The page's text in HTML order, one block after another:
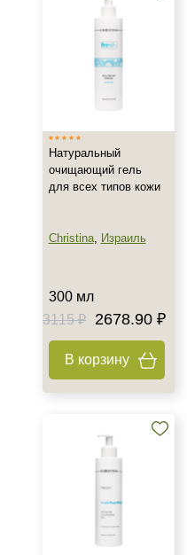
Натуральный
очищающий гель
для всех типов кожи
Christina, Израиль
300 мл
3115 ₽
2678.90 ₽
В корзину